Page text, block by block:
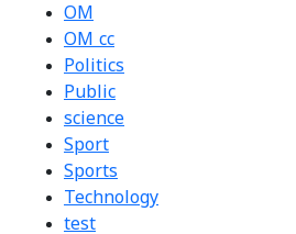
OM
OM cc
Politics
Public
science
Sport
Sports
Technology
test